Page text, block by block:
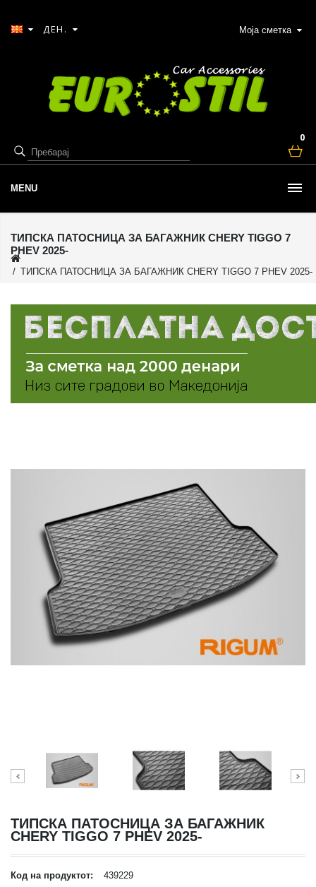
Моја сметка
0
ДЕН.
MENU
ТИПСКА ПАТОСНИЦА ЗА БАГАЖНИК CHERY TIGGO 7
PHEV 2025-
ТИПСКА ПАТОСНИЦА ЗА БАГАЖНИК CHERY TIGGO 7 PHEV 2025-
ТИПСКА ПАТОСНИЦА ЗА БАГАЖНИК
CHERY TIGGO 7 PHEV 2025-
Код на продуктот:
439229